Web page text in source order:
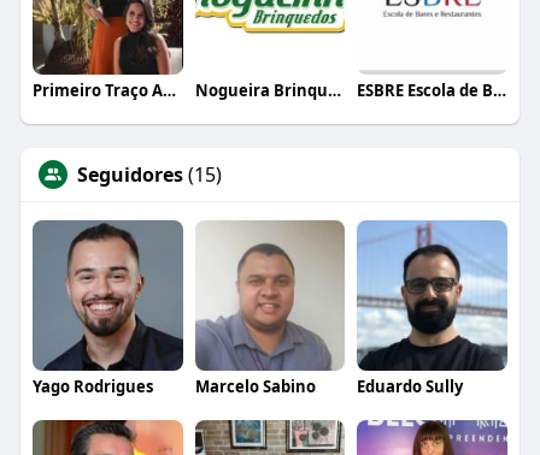
Primeiro Traço Arquitetura Nogueira Brinquedos ESBRE Escola de Bares e Restaurantes
Seguidores(15)
Yago Rodrigues Marcelo Sabino Eduardo Sully